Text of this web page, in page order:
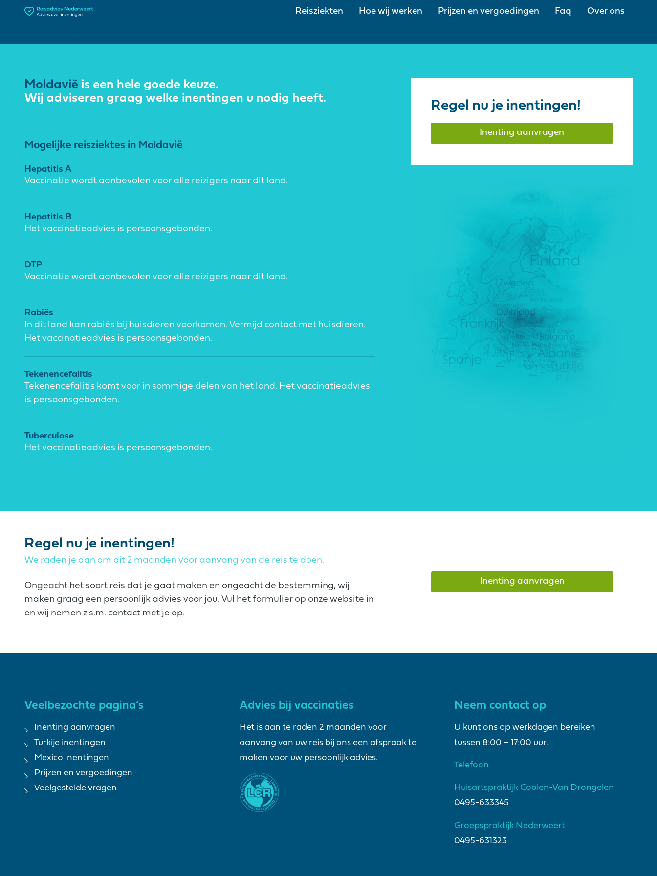
Reisziekten Hoe wij werken Prijzen en vergoedingen Faq Over ons
Moldavië is een hele goede keuze.
Wij adviseren graag welke inentingen u nodig heeft.
Mogelijke reisziektes in Moldavië
Regel nu je inentingen!
Inenting aanvragen
Hepatitis A
Vaccinatie wordt aanbevolen voor alle reizigers naar dit land.
Hepatitis B
Het vaccinatieadvies is persoonsgebonden.
DTP
Vaccinatie wordt aanbevolen voor alle reizigers naar dit land.
Rabiës
In dit land kan rabiës bij huisdieren voorkomen. Vermijd contact met huisdieren.
Het vaccinatieadvies is persoonsgebonden.
Tekenencefalitis
Tekenencefalitis komt voor in sommige delen van het land. Het vaccinatieadvies
is persoonsgebonden.
Tuberculose
Het vaccinatieadvies is persoonsgebonden.
Regel nu je inentingen!
We raden je aan om dit 2 maanden voor aanvang van de reis te doen.
Ongeacht het soort reis dat je gaat maken en ongeacht de bestemming, wij
maken graag een persoonlijk advies voor jou. Vul het formulier op onze website in
en wij nemen z.s.m. contact met je op.
Inenting aanvragen
Veelbezochte pagina’s
Inenting aanvragen
Turkije inentingen
Mexico inentingen
Prijzen en vergoedingen
Veelgestelde vragen
Advies bij vaccinaties
Het is aan te raden 2 maanden voor
aanvang van uw reis bij ons een afspraak te
maken voor uw persoonlijk advies.
Neem contact op
U kunt ons op werkdagen bereiken
tussen 8:00 – 17:00 uur.
Telefoon
Huisartspraktijk Coolen-Van Drongelen
0495-633345
Groepspraktijk Nederweert
0495-631323